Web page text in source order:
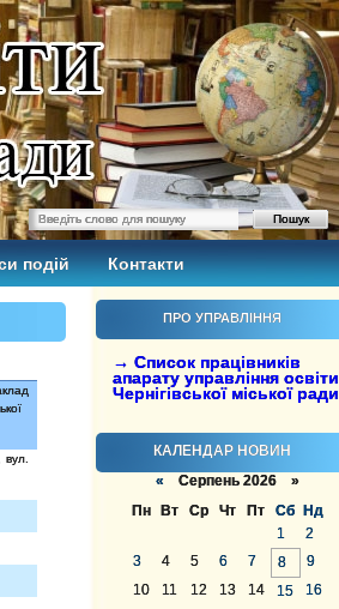
подій Контакти
ПРО УПРАВЛІННЯ
→ Список працівників
апарату управління освіти
Чернігівської міської ради
КАЛЕНДАР НОВИН
« Серпень 2026 »
Пн
Вт Ср Чт Пт Сб
Нд
1
2
3
4 5 6 7 8
9
10
11 12 13 14 15
16
вул.